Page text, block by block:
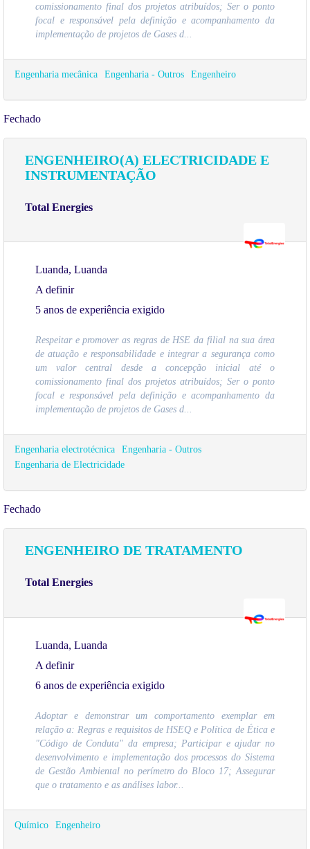
comissionamento final dos projetos atribuídos; Ser o ponto
focal e responsável pela definição e acompanhamento da
implementação de projetos de Gases d...
Engenharia mecânica Engenharia - Outros Engenheiro
Fechado
ENGENHEIRO(A) ELECTRICIDADE E
INSTRUMENTAÇÃO
Total Energies
Luanda, Luanda
A definir
5 anos de experiência exigido
Respeitar e promover as regras de HSE da filial na sua área
de atuação e responsabilidade e integrar a segurança como
um valor central desde a concepção inicial até o
comissionamento final dos projetos atribuídos; Ser o ponto
focal e responsável pela definição e acompanhamento da
implementação de projetos de Gases d...
Engenharia electrotécnica
Engenharia - Outros
Engenharia de Electricidade
Fechado
ENGENHEIRO DE TRATAMENTO
Total Energies
Luanda, Luanda
A definir
6 anos de experiência exigido
Adoptar e demonstrar um comportamento exemplar em
relação a: Regras e requisitos de HSEQ e Política de Ética e
"Código de Conduta" da empresa; Participar e ajudar no
desenvolvimento e implementação dos processos do Sistema
de Gestão Ambiental no perímetro do Bloco 17; Assegurar
que o tratamento e as análises labor...
Químico Engenheiro